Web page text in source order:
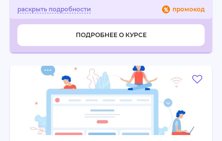
промокод
ПОДРОБНЕЕ О КУРСЕ